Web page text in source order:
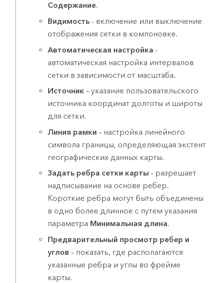
Содержание.
Видимость - включение или выключение
отображения сетки в компоновке.
Автоматическая настройка -
автоматическая настройка интервалов
сетки в зависимости от масштаба.
Источник – указание пользовательского
источника координат долготы и широты
для сетки.
Линия рамки – настройка линейного
символа границы, определяющая экстент
географических данных карты.
Задать ребра сетки карты - разрешает
надписывание на основе ребер.
Короткие ребра могут быть объединены
в одно более длинное с путем указания
параметра Минимальная длина.
Предварительный просмотр ребер и
углов – показать, где располагаются
указанные ребра и углы во фрейме
карты.